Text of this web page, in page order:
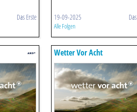
Das Erste 19-09-2025
Alle Folgen
Wetter Vor Acht